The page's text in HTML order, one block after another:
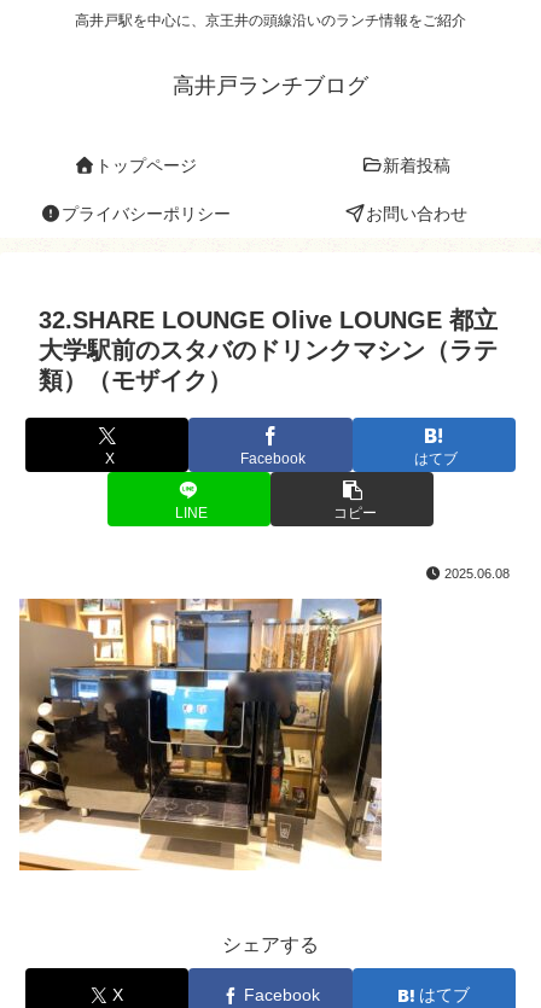
高井戸駅を中心に、京王井の頭線沿いのランチ情報をご紹介
高井戸ランチブログ
トップページ 新着投稿
プライバシーポリシー お問い合わせ
32.SHARE LOUNGE Olive LOUNGE 都立
大学駅前のスタバのドリンクマシン（ラテ
類）（モザイク）
X Facebook はてブ
LINE コピー
2025.06.08
シェアする
X Facebook はてブ